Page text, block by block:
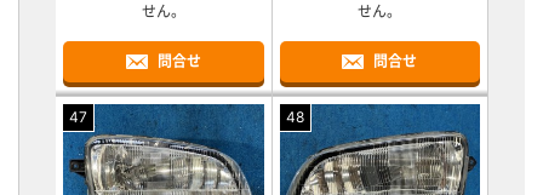
せん。
問合せ
せん。
問合せ
47 48